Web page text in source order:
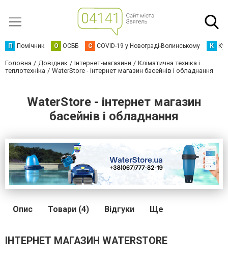
П Помічник О ОСББ C COVID-19 у Новограді-Волинському К
Головна Довідник Інтернет-магазини
Кліматична техніка і
теплотехніка
WaterStore - інтернет магазин басейнів і обладнання
WaterStore - інтернет магазин
басейнів і обладнання
Опис Товари (4) Відгуки Ще
ІНТЕРНЕТ МАГАЗИН WATERSTORE